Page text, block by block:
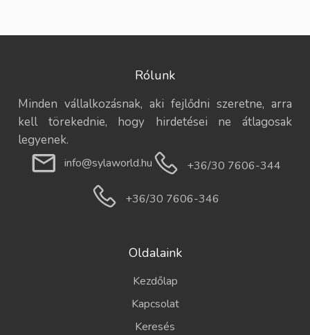
Rólunk
Minden vállalkozásnak, aki fejlődni szeretne, arra
kell törekednie, hogy hirdetései ne átlagosak
legyenek.
info@sylaworld.hu +36/30 7606-344
+36/30 7606-346
Oldalaink
Kezdőlap
Kapcsolat
Keresés